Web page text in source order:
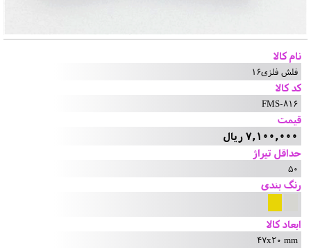
نام کالا
فلش فلزی16
کد کالا
FMS-816
قیمت
7,100,000 ریال
حداقل تیراژ
50
رنگ بندی
ابعاد کالا
47x20 mm